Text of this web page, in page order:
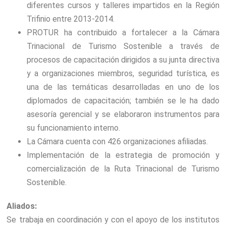
diferentes cursos y talleres impartidos en la Región
Trifinio entre 2013-2014.
PROTUR ha contribuido a fortalecer a la Cámara
Trinacional de Turismo Sostenible a través de
procesos de capacitación dirigidos a su junta directiva
y a organizaciones miembros, seguridad turística, es
una de las temáticas desarrolladas en uno de los
diplomados de capacitación; también se le ha dado
asesoría gerencial y se elaboraron instrumentos para
su funcionamiento interno.
La Cámara cuenta con 426 organizaciones afiliadas.
Implementación de la estrategia de promoción y
comercialización de la Ruta Trinacional de Turismo
Sostenible.
Aliados:
Se trabaja en coordinación y con el apoyo de los institutos